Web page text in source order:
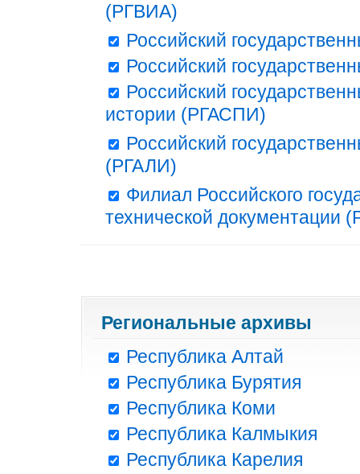
(РГВИА)
Российский
Российский
Российский
истории (РГАСПИ)
Российский
(РГАЛИ)
Филиал Российского
технической документации
Региональные архивы
Республика Алтай
Республика Бурятия
Республика Коми
Республика Калмыкия
Республика Карелия